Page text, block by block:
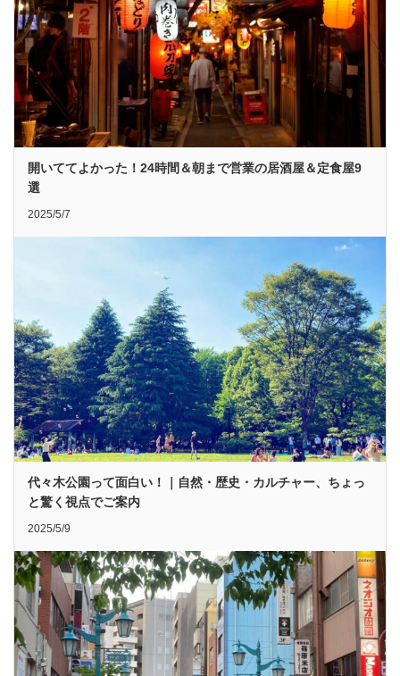
開いててよかった！24時間＆朝まで営業の居酒屋＆定食屋9
選
2025/5/7
代々木公園って面白い！｜自然・歴史・カルチャー、ちょっ
と驚く視点でご案内
2025/5/9